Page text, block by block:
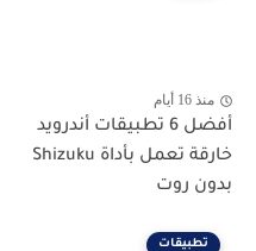
منذ 16 أيام
أفضل 6 تطبيقات أندرويد
خارقة تعمل بأداة Shizuku
بدون روت
تطبيقات